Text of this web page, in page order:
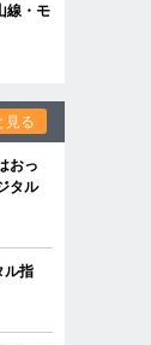
線・モ
見る
おっ
タル
ル指